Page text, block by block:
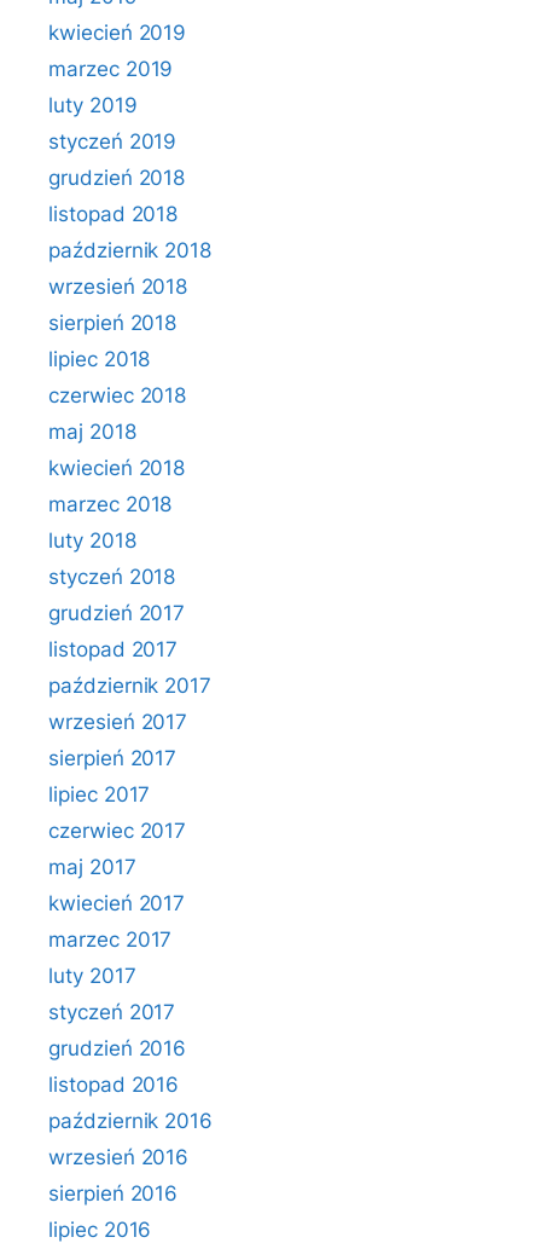
kwiecień 2019
marzec 2019
luty 2019
styczeń 2019
grudzień 2018
listopad 2018
październik 2018
wrzesień 2018
sierpień 2018
lipiec 2018
czerwiec 2018
maj 2018
kwiecień 2018
marzec 2018
luty 2018
styczeń 2018
grudzień 2017
listopad 2017
październik 2017
wrzesień 2017
sierpień 2017
lipiec 2017
czerwiec 2017
maj 2017
kwiecień 2017
marzec 2017
luty 2017
styczeń 2017
grudzień 2016
listopad 2016
październik 2016
wrzesień 2016
sierpień 2016
lipiec 2016